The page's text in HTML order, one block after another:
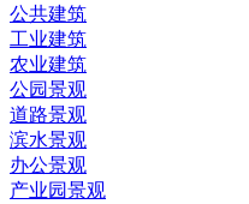
公共建筑
工业建筑
农业建筑
公园景观
道路景观
滨水景观
办公景观
产业园景观